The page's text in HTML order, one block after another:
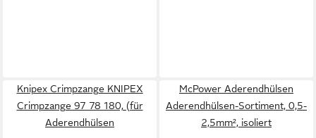
Knipex Crimpzange KNIPEX
Crimpzange 97 78 180, (für
Aderendhülsen
McPower Aderendhülsen
Aderendhülsen-Sortiment, 0,5-
2,5mm², isoliert